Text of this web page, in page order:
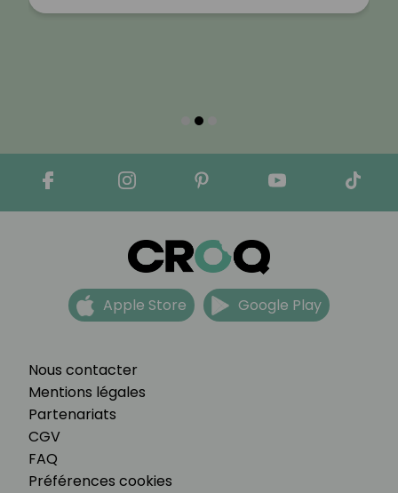
Nous contacter
Mentions légales
Partenariats
CGV
FAQ
Préférences cookies
Apple Store Google Play